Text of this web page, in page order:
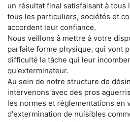
un résultat final satisfaisant à tous
tous les particuliers, sociétés et
accordent leur confiance.
Nous veillons à mettre à votre
parfaite forme physique, qui vont
difficulté la tâche qui leur
qu'exterminateur.
Au sein de notre structure de
intervenons avec des pros
les normes et réglementations en
d'extermination de nuisibles